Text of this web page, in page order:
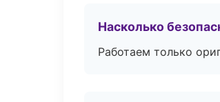
Насколько
Работаем только